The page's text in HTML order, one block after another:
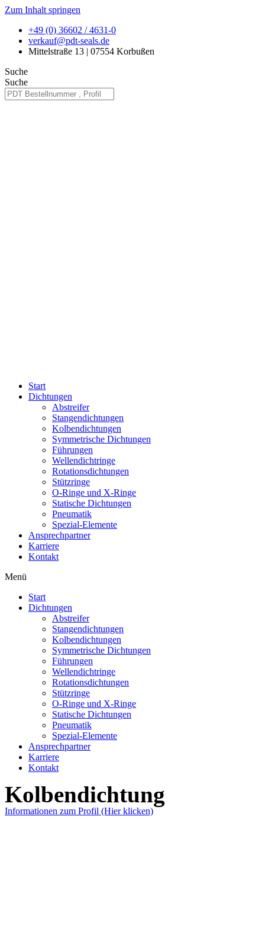
Zum Inhalt springen
+49 (0) 36602 / 4631-0
verkauf@pdt-seals.de
Mittelstraße 13 | 07554 Korbußen
Suche
Suche
Start
Dichtungen
Abstreifer
Stangendichtungen
Kolbendichtungen
Symmetrische Dichtungen
Führungen
Wellendichtringe
Rotationsdichtungen
Stützringe
O-Ringe und X-Ringe
Statische Dichtungen
Pneumatik
Spezial-Elemente
Ansprechpartner
Karriere
Kontakt
Menü
Start
Dichtungen
Abstreifer
Stangendichtungen
Kolbendichtungen
Symmetrische Dichtungen
Führungen
Wellendichtringe
Rotationsdichtungen
Stützringe
O-Ringe und X-Ringe
Statische Dichtungen
Pneumatik
Spezial-Elemente
Ansprechpartner
Karriere
Kontakt
Kolbendichtung
Informationen zum Profil (Hier klicken)